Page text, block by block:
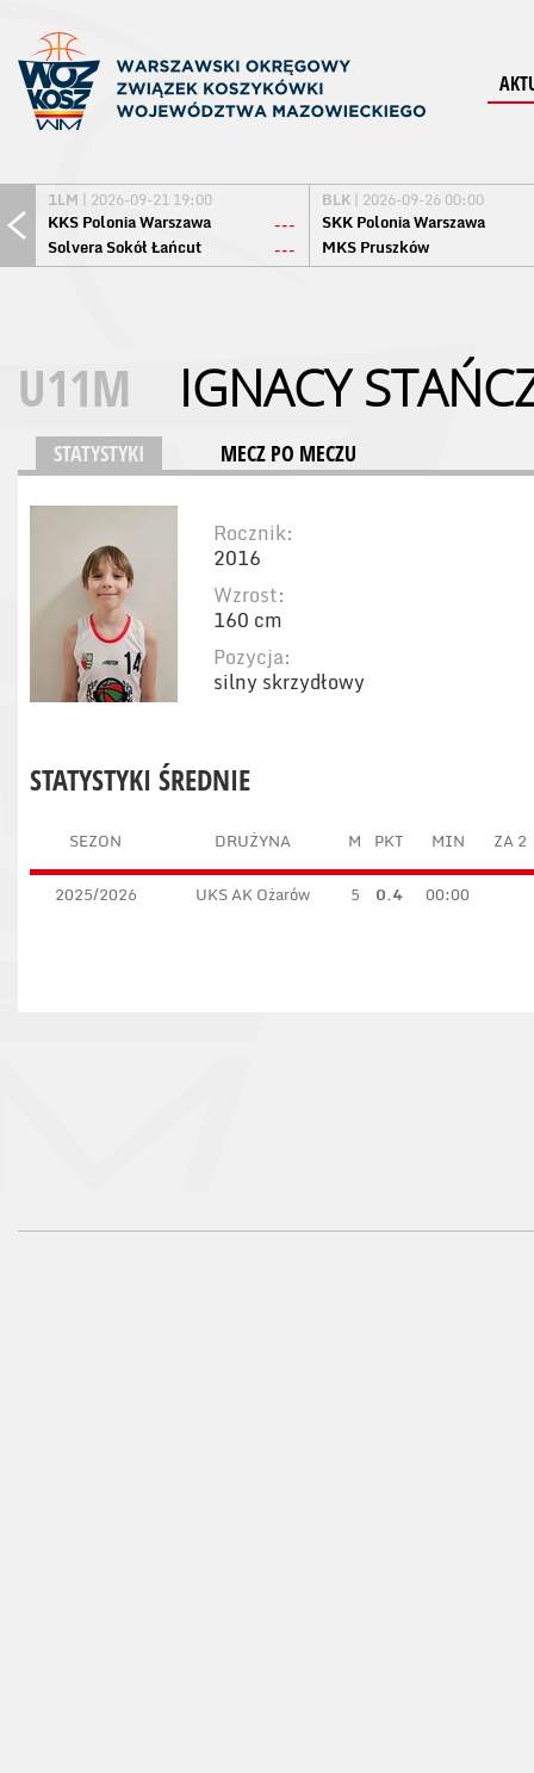
1LM | 2026-09-21 19:00
KKS Polonia Warszawa
---
Solvera Sokół Łańcut
---
BLK | 2026-09-26 00:00
SKK Polonia Warszawa
MKS Pruszków
U11M IGNACY
STATYSTYKI MECZ PO MECZU
Rocznik:
2016
Wzrost:
160 cm
Pozycja:
silny skrzydłowy
STATYSTYKI ŚREDNIE
SEZON DRUŻYNA M PKT MIN ZA 2
2025/2026 UKS AK Ożarów 5 0.4 00:00